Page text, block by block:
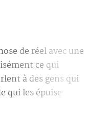
de réel avec une
ce qui
à des gens qui
qui les épuise